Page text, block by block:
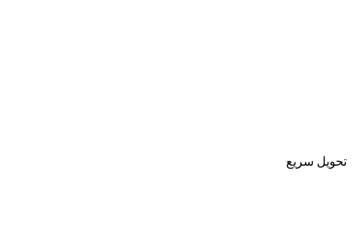
تحویل سریع